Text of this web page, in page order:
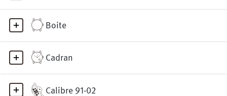
Boite
Cadran
Calibre 91-02